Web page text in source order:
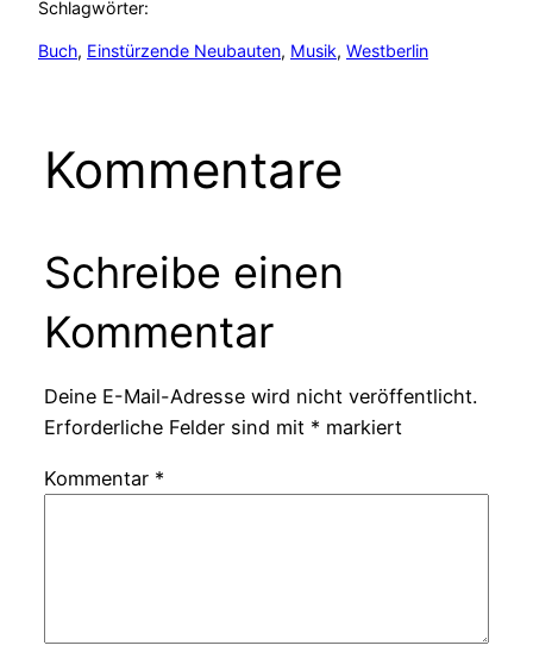
Schlagwörter:
Buch, Einstürzende Neubauten, Musik, Westberlin
Kommentare
Schreibe einen
Kommentar
Deine E-Mail-Adresse wird nicht veröffentlicht.
Erforderliche Felder sind mit * markiert
Kommentar *